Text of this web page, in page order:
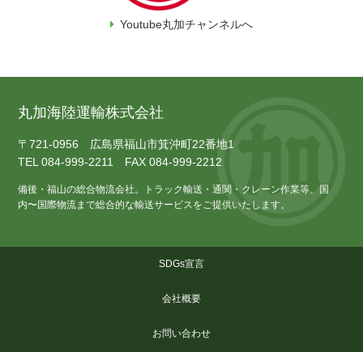
Youtube丸加チャンネルへ
丸加海陸運輸株式会社
〒721-0956 広島県福山市箕沖町22番地1
TEL 084-999-2211 FAX 084-999-2212
備後・福山の総合物流会社。トラック輸送・通関・クレーン作業等、国
内〜国際物流まで総合的な輸送サービスをご提供いたします。
SDGs宣言
会社概要
お問い合わせ